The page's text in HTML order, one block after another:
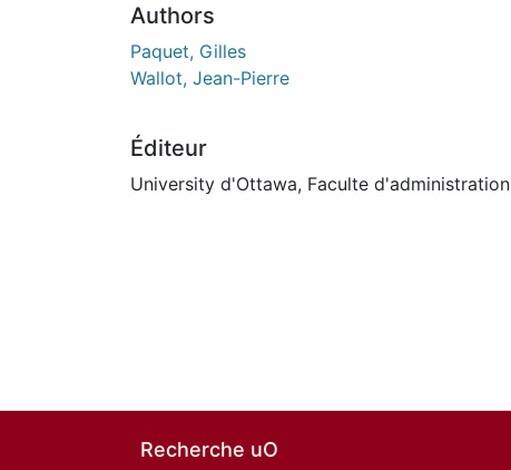
Authors
Paquet, Gilles
Wallot, Jean-Pierre
Éditeur
University d'Ottawa, Faculte d'administration
Recherche uO